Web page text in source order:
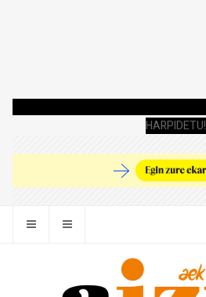
HARPIDETU!